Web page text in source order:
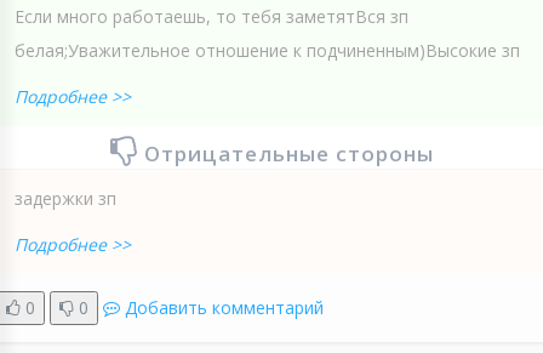
Если много работаешь, то тебя заметятВся зп
белая;Уважительное отношение к подчиненным)Высокие зп
Подробнее >>
Отрицательные стороны
задержки зп
Подробнее >>
0 0 Добавить комментарий